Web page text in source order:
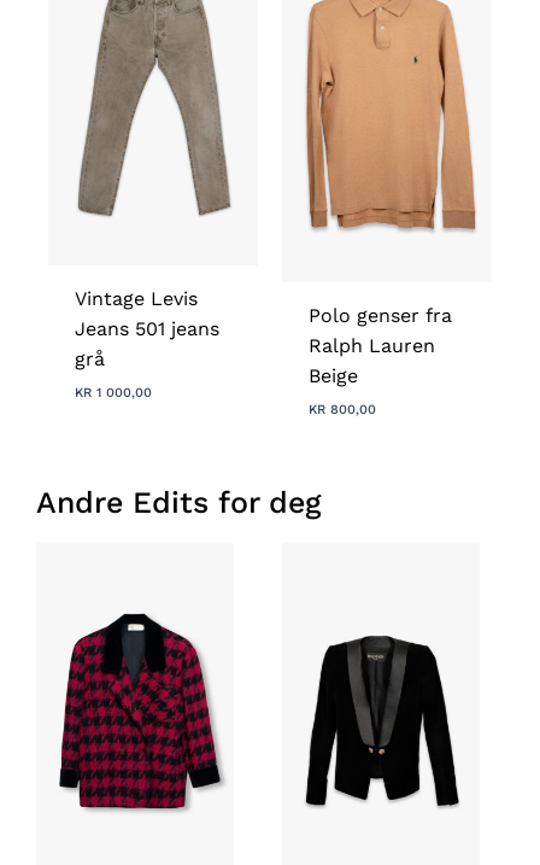
Vintage Levis
Jeans 501 jeans
grå
KR1 000,00
Polo genser fra
Ralph Lauren
Beige
KR800,00
Andre Edits for deg